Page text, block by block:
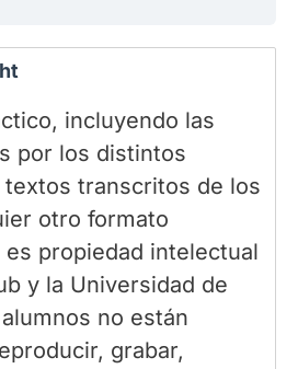
incluyendo las
por los distintos
transcritos de los
otro formato
propiedad intelectual
y la Universidad de
no están
grabar,